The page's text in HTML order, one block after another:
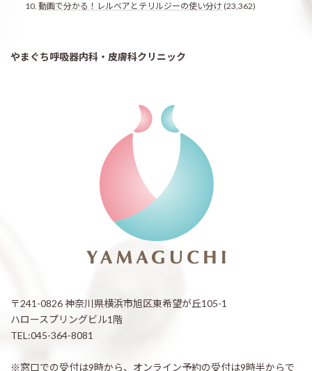
動画で分かる！レルベアとテリルジーの使い分け (23,362)
やまぐち呼吸器内科・皮膚科クリニック
〒241-0826 神奈川県横浜市旭区東希望が丘105-1
ハロースプリングビル1階
TEL:045-364-8081
※窓口での受付は9時から、オンライン予約の受付は9時半からで